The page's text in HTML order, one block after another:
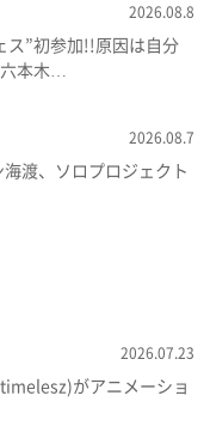
2026.08.8
ス”初参加!!原因は自分
本木…
2026.08.7
渡、ソロプロジェクト
2026.07.23
がアニメーショ